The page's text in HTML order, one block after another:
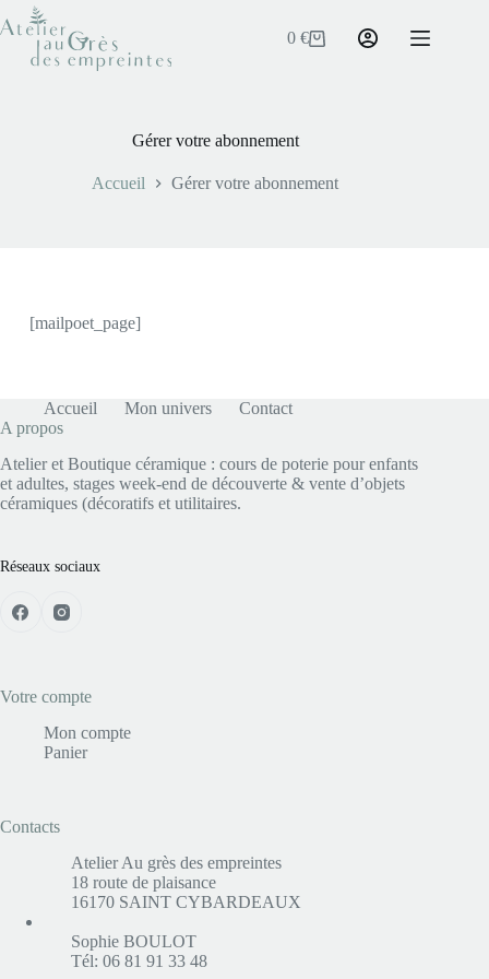
0€
Gérer votre abonnement
Accueil Gérer votre abonnement
[mailpoet_page]
Accueil Mon univers
Contact
A propos
Atelier et Boutique céramique : cours de poterie pour enfants
et adultes, stages week-end de découverte & vente d’objets
céramiques (décoratifs et utilitaires.
Réseaux sociaux
Votre compte
Mon compte
Panier
Contacts
Atelier Au grès des empreintes
18 route de plaisance
16170 SAINT CYBARDEAUX
Sophie BOULOT
Tél: 06 81 91 33 48